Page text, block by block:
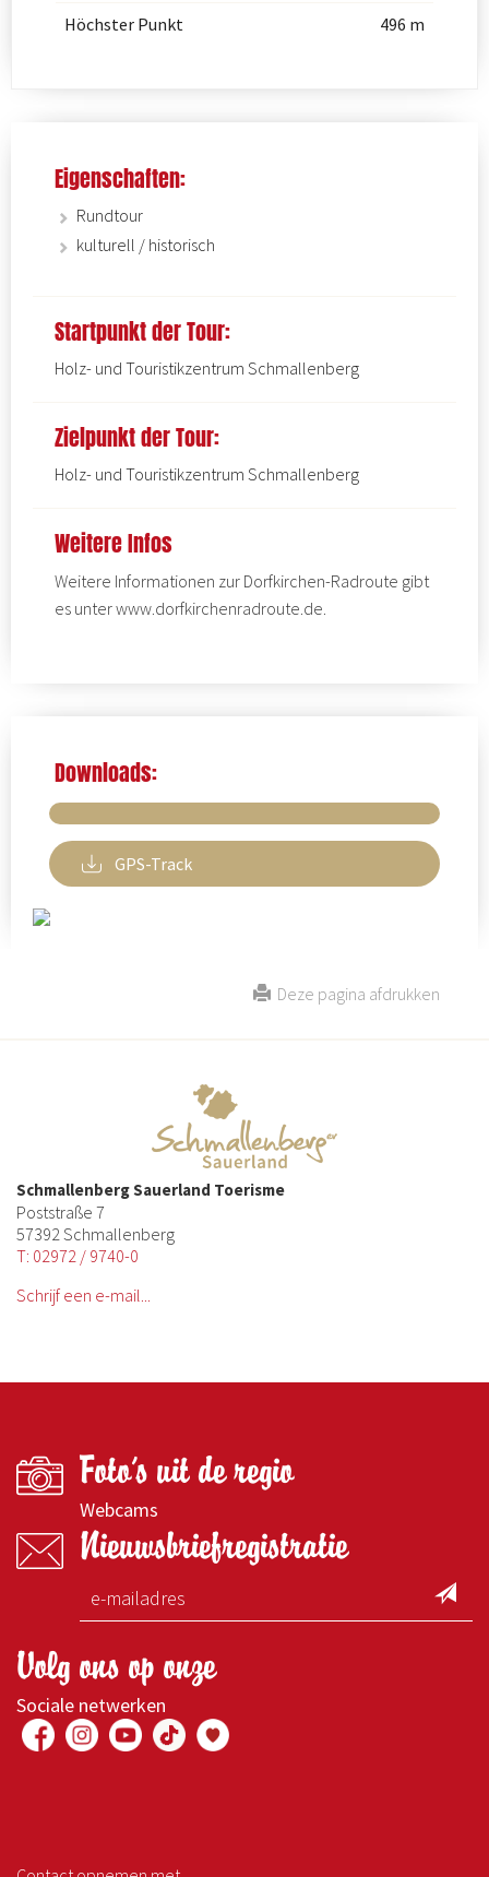
Höchster Punkt
496 m
Eigenschaften:
Rundtour
kulturell / historisch
Startpunkt der Tour:
Holz- und Touristikzentrum Schmallenberg
Zielpunkt der Tour:
Holz- und Touristikzentrum Schmallenberg
Weitere Infos
Weitere Informationen zur Dorfkirchen-Radroute gibt
es unterwww.dorfkirchenradroute.de.
Downloads:
GPS-Track
Deze pagina afdrukken
Schmallenberg Sauerland Toerisme
Poststraße 7
57392 Schmallenberg
T: 02972 / 9740-0
Schrijf een e-mail...
Foto's uit de regio
Webcams
Nieuwsbriefregistratie
Volg ons op onze
Sociale netwerken